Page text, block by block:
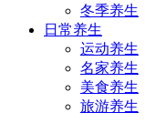
冬季养生
日常养生
运动养生
名家养生
美食养生
旅游养生